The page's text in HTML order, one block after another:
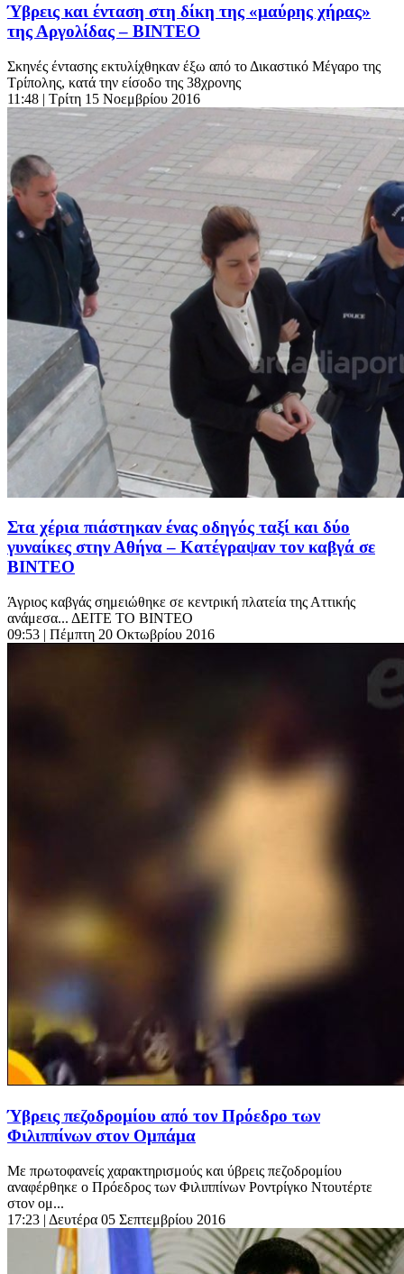
Ύβρεις και ένταση στη δίκη της «μαύρης χήρας»
της Αργολίδας – ΒΙΝΤΕΟ
Σκηνές έντασης εκτυλίχθηκαν έξω από το Δικαστικό Μέγαρο της
Τρίπολης, κατά την είσοδο της 38χρονης
11:48 | Τρίτη 15 Νοεμβρίου 2016
Στα χέρια πιάστηκαν ένας οδηγός ταξί και δύο
γυναίκες στην Αθήνα – Κατέγραψαν τον καβγά σε
ΒΙΝΤΕΟ
Άγριος καβγάς σημειώθηκε σε κεντρική πλατεία της Αττικής
ανάμεσα... ΔΕΙΤΕ ΤΟ ΒΙΝΤΕΟ
09:53 | Πέμπτη 20 Οκτωβρίου 2016
Ύβρεις πεζοδρομίου από τον Πρόεδρο των
Φιλιππίνων στον Ομπάμα
Με πρωτοφανείς χαρακτηρισμούς και ύβρεις πεζοδρομίου
αναφέρθηκε ο Πρόεδρος των Φιλιππίνων Ροντρίγκο Ντουτέρτε
στον ομ...
17:23 | Δευτέρα 05 Σεπτεμβρίου 2016